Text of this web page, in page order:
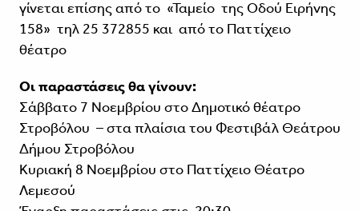
γίνεται επίσης από το «Ταμείο της Οδού Ειρήνης
158» τηλ 25 372855 και από το Παττίχειο
θέατρο
Οι παραστάσεις θα γίνουν:
Σάββατο 7 Νοεμβρίου στο Δημοτικό θέατρο
Στροβόλου – στα πλαίσια του Φεστιβάλ Θεάτρου
Δήμου Στροβόλου
Κυριακή 8 Νοεμβρίου στο Παττίχειο Θέατρο
Λεμεσού